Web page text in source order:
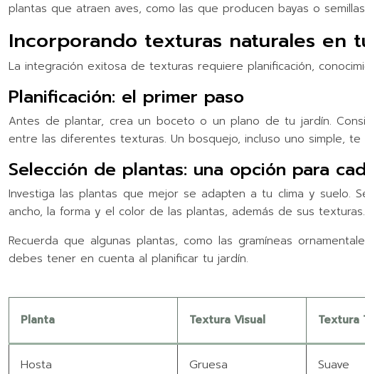
plantas que atraen aves, como las que producen bayas o
Incorporando texturas naturales en
La integración exitosa de texturas requiere planificación,
Planificación: el primer paso
Antes de plantar, crea un boceto o un plano de tu jardín.
entre las diferentes texturas. Un bosquejo, incluso uno simple,
Selección de plantas: una opción para
Investiga las plantas que mejor se adapten a tu clima y suelo.
ancho, la forma y el color de las plantas, además de sus texturas.
Recuerda que algunas plantas, como las gramíneas
debes tener en cuenta al planificar tu jardín.
Planta Textura Visual Textura
Hosta Gruesa Suave